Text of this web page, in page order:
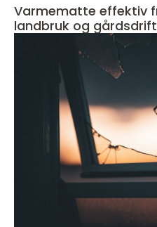
Varmematte effektiv frostbeskyttelse for
landbruk og gårdsdrift